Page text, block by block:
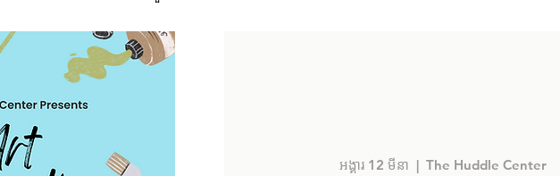
អង្គារ 12 មីនា
  |
The Huddle Center